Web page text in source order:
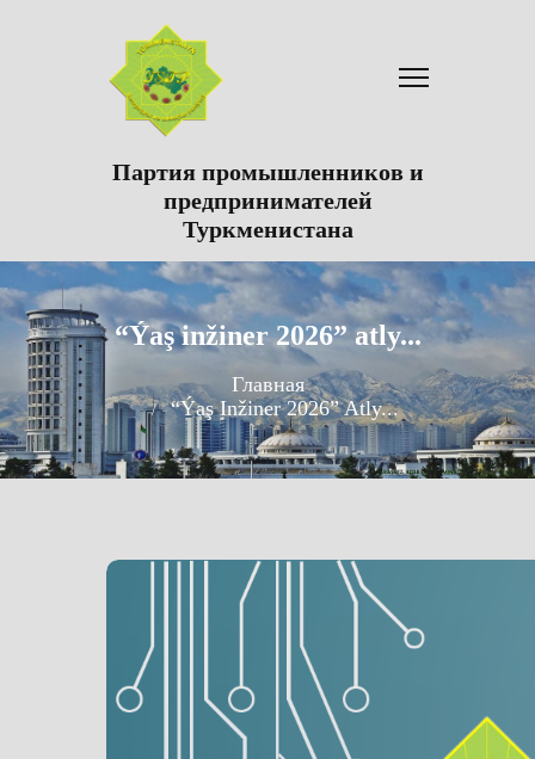
Партия промышленников и
предпринимателей
Туркменистана
“Ýaş inžiner 2026” atly...
Главная
“Ýaş Inžiner 2026” Atly...